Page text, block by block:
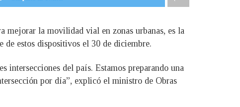
mejorar la movilidad vial en zonas urbanas, es la
de estos dispositivos el 30 de diciembre.
intersecciones del país. Estamos preparando una
por día”, explicó el ministro de Obras